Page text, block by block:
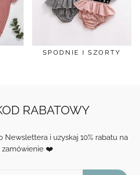
SPODNIE I SZORTY
RABATOWY
Newslettera i uzyskaj 10% rabatu na
zamówienie ❤️